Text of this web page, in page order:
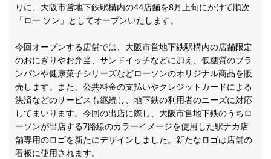
りに、大阪市営地下鉄駅構内の44店舗を8月上旬にかけて順次
「ロー ソン」としてオープンいたします。
今回オープンする店舗では、大阪市営地下鉄駅構内の店舗限定
のおにぎりやお弁当、サンドイッチなどに加え、低糖質のブラ
ンパンや健康菓子シリーズなどローソンのオリジナル商品を販
売します。また、公共料金の支払いやクレジットカードによる
決済などのサービスも継続し、地下鉄の利用者のニーズに対応
してまいります。今回の出店に際し、大阪市営地下鉄のうちロ
ーソンが出店する7路線のカラーイメージを使用した駅ナカ店
舗専用のロゴを新たにデザインしました。新たなロゴは店舗の
看板に使用されます。